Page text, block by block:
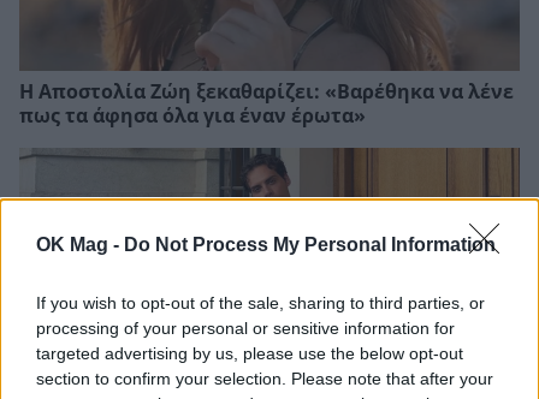
OK Mag - Do Not Process My Personal Information
If you wish to opt-out of the sale, sharing to third parties, or
processing of your personal or sensitive information for
targeted advertising by us, please use the below opt-out
section to confirm your selection. Please note that after your
Η Αποστολία Ζώη ξεκαθαρίζει: «Βαρέθηκα να λένε
πως τα άφησα όλα για έναν έρωτα»